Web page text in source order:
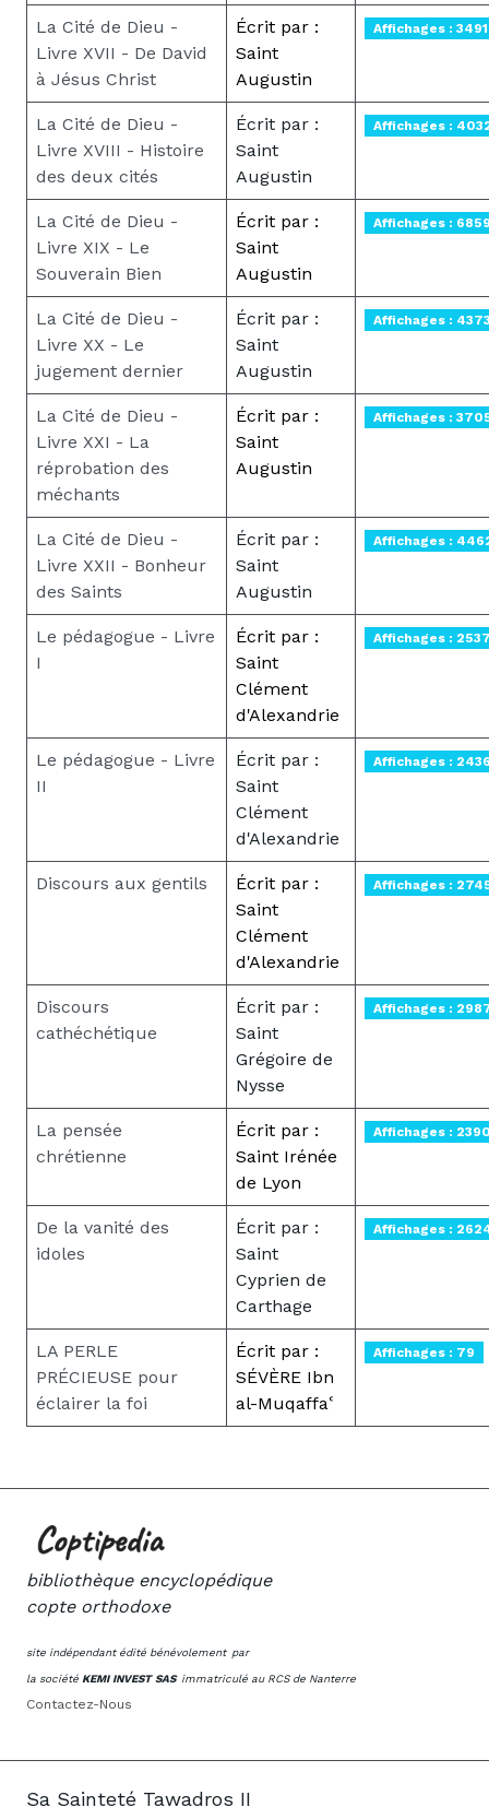
La Cité de Dieu -
Livre XVII - De David
à Jésus Christ
Écrit par :
Saint
Augustin
Affichages : 3491
La Cité de Dieu -
Livre XVIII - Histoire
des deux cités
Écrit par :
Saint
Augustin
Affichages :
La Cité de Dieu -
Livre XIX - Le
Souverain Bien
Écrit par :
Saint
Augustin
Affichages :
La Cité de Dieu -
Livre XX - Le
jugement dernier
Écrit par :
Saint
Augustin
Affichages :
La Cité de Dieu -
Livre XXI - La
réprobation des
méchants
Écrit par :
Saint
Augustin
Affichages :
La Cité de Dieu -
Livre XXII - Bonheur
des Saints
Écrit par :
Saint
Augustin
Affichages :
Le pédagogue - Livre
I
Écrit par :
Saint
Clément
d'Alexandrie
Affichages :
Le pédagogue - Livre
II
Écrit par :
Saint
Clément
d'Alexandrie
Affichages :
Discours aux gentils
Écrit par :
Saint
Clément
d'Alexandrie
Affichages :
Discours
cathéchétique
Écrit par :
Saint
Grégoire de
Nysse
Affichages :
La pensée
chrétienne
Écrit par :
Saint Irénée
de Lyon
Affichages :
De la vanité des
idoles
Écrit par :
Saint
Cyprien de
Carthage
Affichages :
LA PERLE
PRÉCIEUSE pour
éclairer la foi
Écrit par :
SÉVÈRE Ibn
al-Muqaffaʿ
Affichages : 79
bibliothèque encyclopédique
copte orthodoxe
site indépendant édité bénévolement par
la société KEMI INVEST SAS immatriculé au RCS de Nanterre
Contactez-Nous
Sa Sainteté Tawadros II